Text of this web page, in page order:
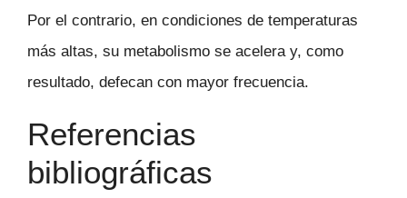
Por el contrario, en condiciones de temperaturas
más altas, su metabolismo se acelera y, como
resultado, defecan con mayor frecuencia.
Referencias
bibliográficas